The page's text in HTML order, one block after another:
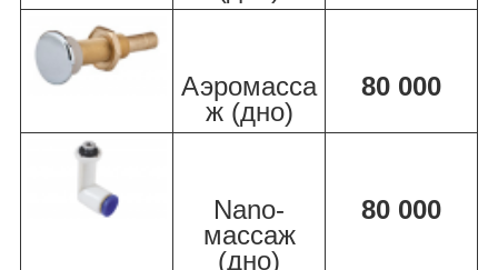
Аэромасса
ж (дно)
80 000
Nano-
массаж
(дно)
80 000